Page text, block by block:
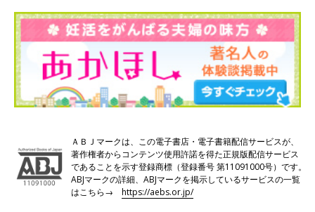
ＡＢＪマークは、この電子書店・電子書籍配信サービスが、
著作権者からコンテンツ使用許諾を得た正規版配信サービス
であることを示す登録商標（登録番号 第11091000号）です。
ABJマークの詳細、ABJマークを掲示しているサービスの一覧
はこちら→https://aebs.or.jp/